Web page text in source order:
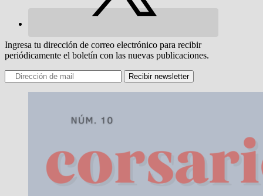
Ingresa tu dirección de correo electrónico para recibir
periódicamente el boletín con las nuevas publicaciones.
Recibir newsletter